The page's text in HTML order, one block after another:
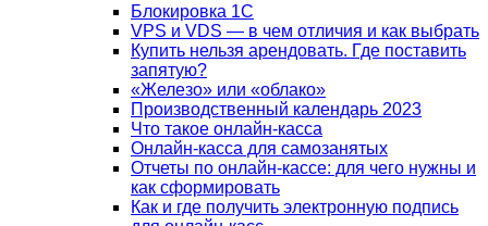
Блокировка 1С
VPS и VDS — в чем отличия и как выбрать
Купить нельзя арендовать. Где поставить
запятую?
«Железо» или «облако»
Производственный календарь 2023
Что такое онлайн-касса
Онлайн-касса для самозанятых
Отчеты по онлайн-кассе: для чего нужны и
как сформировать
Как и где получить электронную подпись